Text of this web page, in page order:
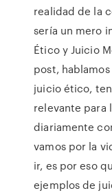
realidad de la
sería un mero
Ético y Juicio
post,
juicio ético,
relevante para
diariamente
vamos por la
ir, es por eso
ejemplos de